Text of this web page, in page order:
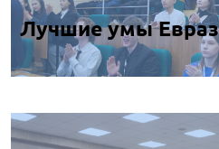
Лучшие умы